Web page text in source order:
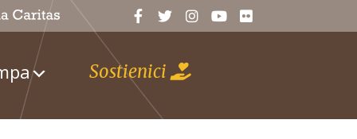
Sostienici